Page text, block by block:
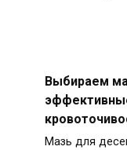
Выбираем
Мазь для